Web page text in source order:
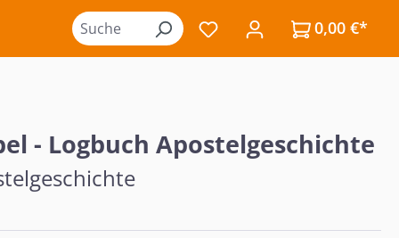
Du hast 0 Produkte auf
0,00 €*
- Logbuch Apostelgeschichte